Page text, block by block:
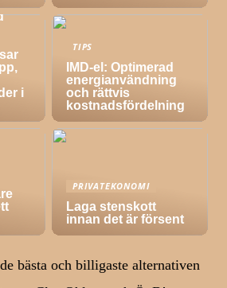
i
TIPS
IMD-el: Optimerad
energianvändning
och rättvis
kostnadsfördelning
PRIVATEKONOMI
Laga stenskott
innan det är försent
bästa och billigaste alternativen